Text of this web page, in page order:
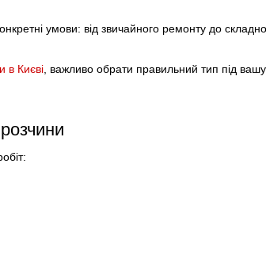
умови: від звичайного ремонту до
в Києві, важливо обрати правильний тип під